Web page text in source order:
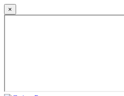
×